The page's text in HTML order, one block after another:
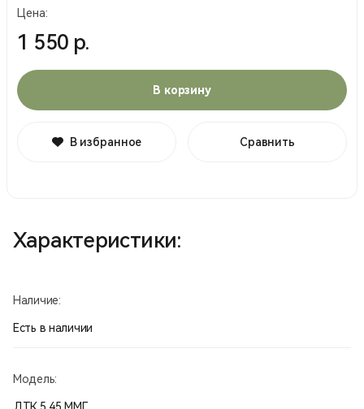
Цена:
1 550 р.
В корзину
В избранное Сравнить
Характеристики:
Наличие:
Есть в наличии
Модель:
ДТК 5,45 ММГ